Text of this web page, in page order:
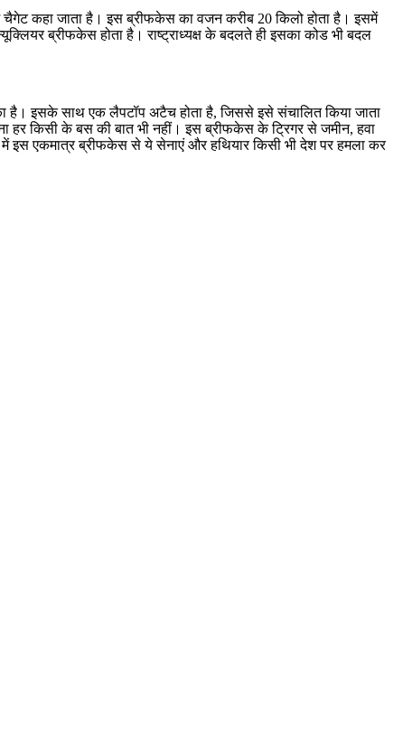
कहा जाता है। इस ब्रीफकेस का वजन करीब 20 किलो होता है। इसमें
ब्रीफकेस होता है। राष्ट्राध्यक्ष के बदलते ही इसका कोड भी बदल
है। इसके साथ एक लैपटॉप अटैच होता है, जिससे इसे संचालित किया जाता
किसी के बस की बात भी नहीं। इस ब्रीफकेस के ट्रिगर से जमीन, हवा
में इस एकमात्र ब्रीफकेस से ये सेनाएं और हथियार किसी भी देश पर हमला कर